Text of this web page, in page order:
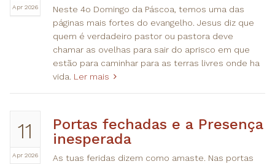
Apr 2026
Neste 4o Domingo da Páscoa, temos uma das
páginas mais fortes do evangelho. Jesus diz que
quem é verdadeiro pastor ou pastora deve
chamar as ovelhas para sair do aprisco em que
estão para caminhar para as terras livres onde ha
vida. Ler mais
11
Apr 2026
Portas fechadas e a Presença
inesperada
As tuas feridas dizem como amaste. Nas portas